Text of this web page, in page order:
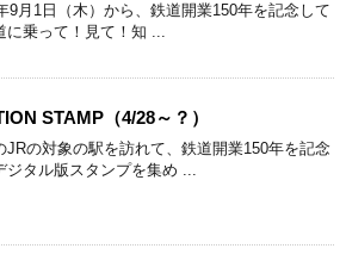
9月1日（木）から、鉄道開業150年を記念して
に乗って！見て！知 ...
STAMP（4/28～？）
JRの対象の駅を訪れて、鉄道開業150年を記念
ジタル版スタンプを集め ...